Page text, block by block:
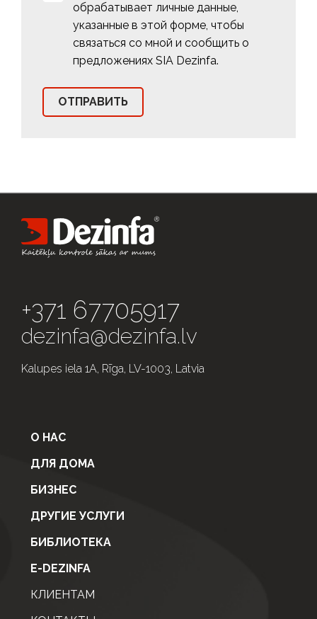
обрабатывает личные данные,
указанные в этой форме, чтобы
связаться со мной и сообщить о
предложениях SIA Dezinfa.
+371 67705917
dezinfa@dezinfa.lv
Kalupes iela 1A, Rīga, LV-1003, Latvia
О НАС
ДЛЯ ДОМА
БИЗНЕС
ДРУГИЕ УСЛУГИ
БИБЛИОТЕКА
E-DEZINFA
КЛИЕНТАМ